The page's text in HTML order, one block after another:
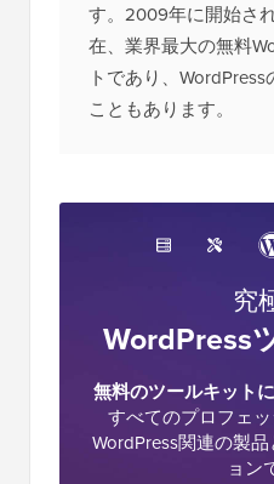
す。2009年に開始さ
在、業界最大の無料
トであり、
こともあります。
究
WordPress
無料のツールキット
すべてのプロフェ
WordPress関連の製
ョン